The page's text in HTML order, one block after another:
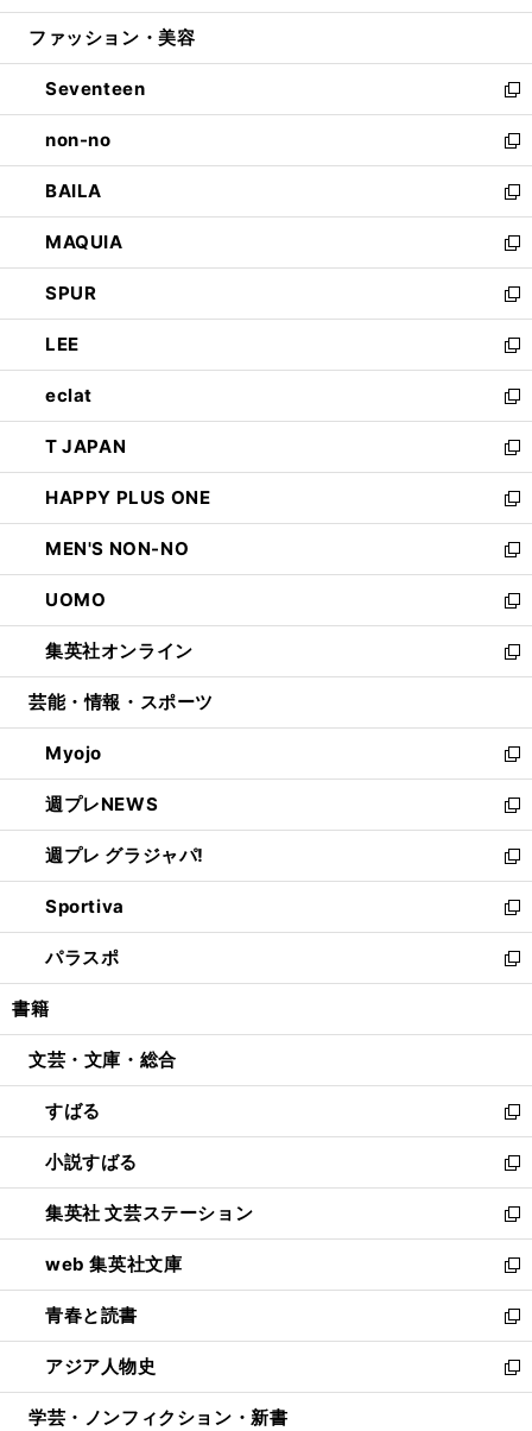
開
ウ
開
く
ン
ウ
で
開
く
ウ
ン
ド
ウ
で
開
く
ファッション・美容
Seventeen
新
し
い
ウ
ィ
ン
ド
ウ
で
開
く
non-no
新
し
い
ウ
ィ
ン
ド
ウ
で
開
く
BAILA
新
し
い
ウ
ィ
ン
ド
ウ
で
開
く
MAQUIA
新
し
い
ウ
ィ
ン
ド
ウ
で
開
く
SPUR
新
し
い
ウ
ィ
ン
ド
ウ
で
開
く
LEE
新
し
い
ウ
ィ
ン
ド
ウ
で
開
く
eclat
新
し
い
ウ
ィ
ン
ド
ウ
で
開
く
T JAPAN
新
し
い
ウ
ィ
ン
ド
ウ
で
開
HAPPY PLUS ONE
新
し
い
ウ
ィ
ン
ド
ウ
開
く
MEN'S NON-NO
新
し
い
ウ
ィ
ン
ウ
で
開
く
UOMO
新
し
い
ウ
ン
ド
ウ
で
開
く
集英社オンライン
新
し
ウ
ィ
ン
ド
ウ
で
開
く
芸能・情報・スポーツ
Myojo
新
し
い
ウ
ィ
ン
ド
ウ
で
開
週プレNEWS
新
し
い
ウ
ィ
ン
ド
ウ
開
週プレ グラジャパ!
新
し
い
ウ
ィ
ン
ウ
開
く
Sportiva
新
し
い
ウ
ン
ウ
で
開
く
パラスポ
新
し
ウ
ン
ド
ウ
で
開
く
書籍
文芸・文庫・総合
すばる
新
し
い
ウ
ィ
ン
ド
ウ
で
開
く
小説すばる
新
し
い
ウ
ィ
ン
ド
ウ
で
開
集英社 文芸ステーション
新
し
い
ウ
ィ
ン
ド
ウ
web 集英社文庫
新
し
い
ウ
ィ
ン
青春と読書
新
し
い
ウ
アジア人物史
新
し
学芸・ノンフィクション・新書